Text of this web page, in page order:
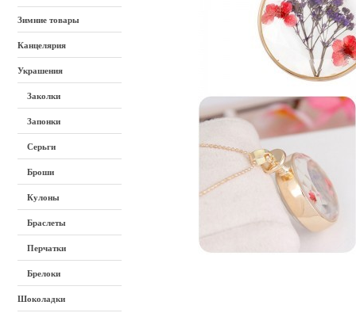
Зимние товары
Канцелярия
Украшения
Заколки
Запонки
Серьги
Броши
Кулоны
Браслеты
Перчатки
Брелоки
Шоколадки